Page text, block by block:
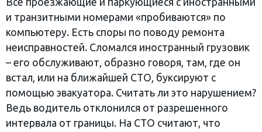
и транзитными номерами «пробиваются» по
компьютеру. Есть споры по поводу ремонта
неисправностей. Сломался иностранный грузовик
– его обслуживают, образно говоря, там, где он
встал, или на ближайшей СТО, буксируют с
помощью эвакуатора. Считать ли это нарушением?
Ведь водитель отклонился от разрешенного
интервала от границы. На СТО считают, что